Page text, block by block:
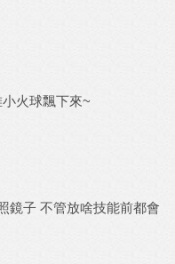
火球飄下來~
鏡子 不管放啥技能前都會